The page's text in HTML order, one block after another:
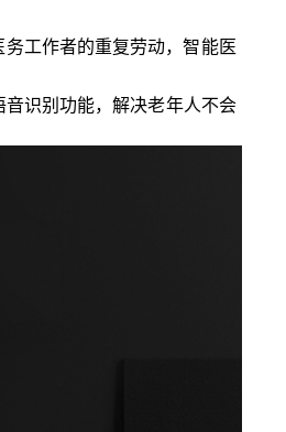
工作者的重复劳动，智能医
识别功能，解决老年人不会